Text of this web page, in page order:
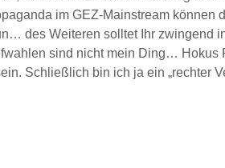
im GEZ-Mainstream können
des Weiteren solltet Ihr zwingend
sind nicht mein Ding… Hokus
Schließlich bin ich ja ein „rechter